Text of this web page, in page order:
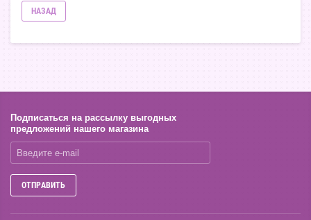
НАЗАД
Подписаться на рассылку выгодных
предложений нашего магазина
ОТПРАВИТЬ